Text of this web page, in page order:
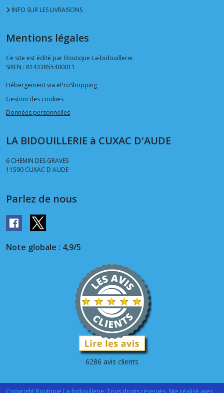
INFO SUR LES LIVRAISONS
Mentions légales
Ce site est édité par Boutique La-bidouillerie.
SIREN : 81433855400011
Hébergement via eProShopping
Gestion des cookies
Données personnelles
LA BIDOUILLERIE à CUXAC D'AUDE
6 CHEMIN DES GRAVES
11590 CUXAC D AUDE
Parlez de nous
Note globale : 4,9/5
6286 avis clients
Copyright Boutique La-bidouillerie. Tous droits réservés. Site réalisé avec